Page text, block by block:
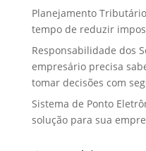
Planejamento
tempo de reduzir
Responsabilidade dos
empresário precisa
tomar decisões com
Sistema de Ponto
solução para sua